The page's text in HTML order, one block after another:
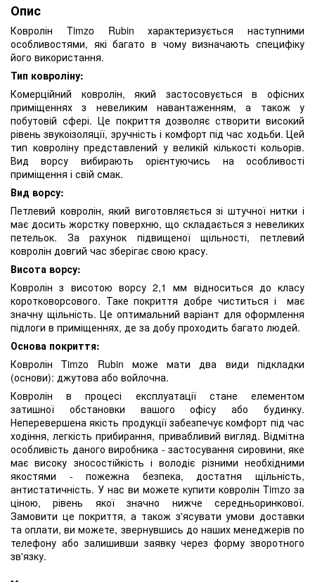
Опис
Ковролін Timzo Rubin характеризується наступними
особливостями, які багато в чому визначають специфіку
його використання.
Тип ковроліну:
Комерційний ковролін, який застосовується в офісних
приміщеннях з невеликим навантаженням, а також у
побутовій сфері. Це покриття дозволяє створити високий
рівень звукоізоляції, зручність і комфорт під час ходьби. Цей
тип ковроліну представлений у великій кількості кольорів.
Вид ворсу вибирають орієнтуючись на особливості
приміщення і свій смак.
Вид ворсу:
Петлевий ковролін, який виготовляється зі штучної нитки і
має досить жорстку поверхню, що складається з невеликих
петельок. За рахунок підвищеної щільності, петлевий
ковролін довгий час зберігає свою красу.
Висота ворсу:
Ковролін з висотою ворсу 2,1 мм відноситься до класу
коротковорсового. Таке покриття добре чиститься і має
значну щільність. Це оптимальний варіант для оформлення
підлоги в приміщеннях, де за добу проходить багато людей.
Основа покриття:
Ковролін Timzo Rubin може мати два види підкладки
(основи): джутова або войлочна.
Ковролін в процесі експлуатації стане елементом
затишної обстановки вашого офісу або будинку.
Неперевершена якість продукції забезпечує комфорт під час
ходіння, легкість прибирання, привабливий вигляд. Відмітна
особливість даного виробника - застосування сировини, яке
має високу зносостійкість і володіє різними необхідними
якостями - пожежна безпека, достатня щільність,
антистатичність. У нас ви можете купити ковролін Timzo за
ціною, рівень якої значно нижче середньоринкової.
Замовити це покриття, а також з'ясувати умови доставки
та оплати, ви можете, звернувшись до наших менеджерів по
телефону або залишивши заявку через форму зворотного
зв'язку.